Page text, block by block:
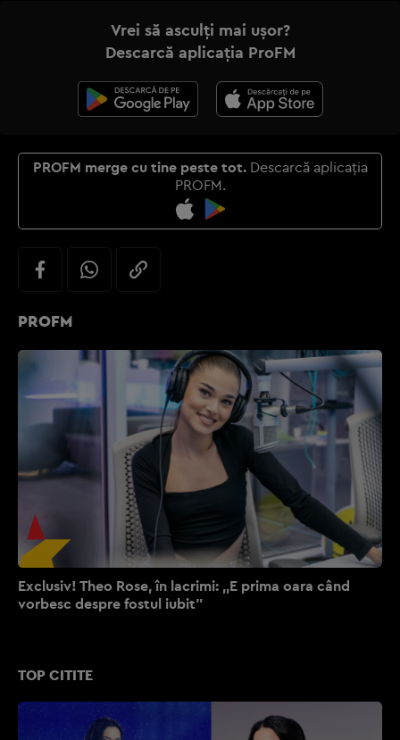
Vrei să asculți mai ușor?
Descarcă aplicația ProFM
PROFM merge cu tine peste tot.Descarcă aplicația
PROFM.
TOP CITITE
PROFM
Exclusiv! Theo Rose, în lacrimi: ,,E prima oara când
vorbesc despre fostul iubit”